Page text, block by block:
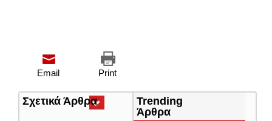
Print
Email
Σχετικά Άρθρα(ενεργή
καρτέλα)
Trending
Άρθρα